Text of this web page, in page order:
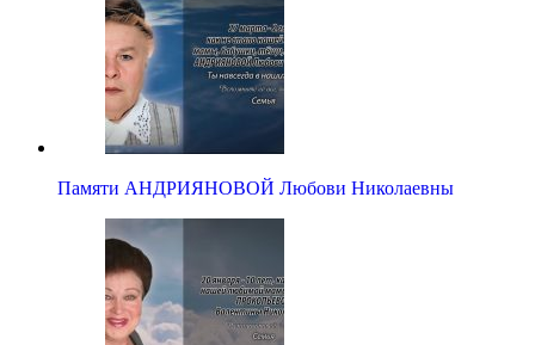
Памяти АНДРИЯНОВОЙ Любови Николаевны